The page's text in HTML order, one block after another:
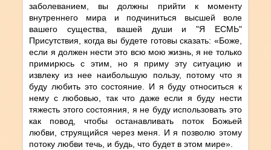
заболеванием, вы должны прийти к моменту
внутреннего мира и подчиниться высшей воле
вашего существа, вашей души и "Я ЕСМЬ"
Присутствия, когда вы будете готовы сказать: «Боже,
если я должен нести это всю мою жизнь, я не только
примирюсь с этим, но я приму эту ситуацию и
извлеку из нее наибольшую пользу, потому что я
буду любить это состояние. И я буду относиться к
нему с любовью, так что даже если я буду нести
тяжесть этого состояния, я не буду использовать это
как повод, чтобы останавливать поток Божьей
любви, струящийся через меня. И я позволю этому
потоку любви течь, и будь, что будет в этом мире».